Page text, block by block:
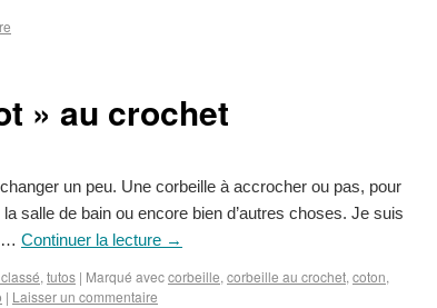
» au crochet
un peu. Une corbeille à accrocher ou pas, pour
salle de bain ou encore bien d’autres choses. Je suis
… Continuer la lecture →
, tutos | Marqué aveccorbeille, corbeille au crochet, coton,
| Laisser un commentaire